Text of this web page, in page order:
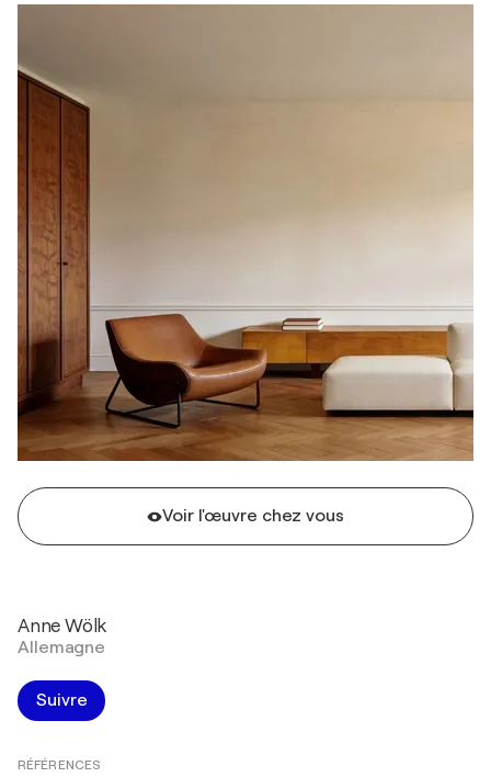
Voir l'œuvre chez vous
Anne Wölk
Allemagne
Suivre
RÉFÉRENCES